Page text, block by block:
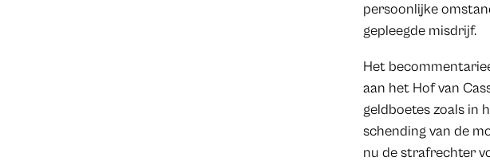
persoonlijke
gepleegde misdrijf.
Het
aan het Hof van
geldboetes zoals in
schending van de
nu de strafrechter